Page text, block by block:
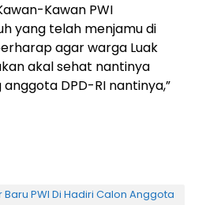
Kawan PWI
yang telah menjamu di
agar warga Luak
akal sehat nantinya
DPD-RI nantinya,”
PWI Di Hadiri Calon Anggota